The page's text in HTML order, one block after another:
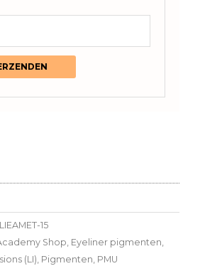
LIEAMET-15
Shop, Eyeliner pigmenten,
(LI), Pigmenten, PMU